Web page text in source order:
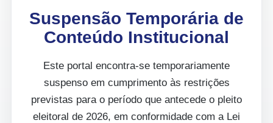
Suspensão Temporária de
Conteúdo Institucional
Este portal encontra-se temporariamente
suspenso em cumprimento às restrições
previstas para o período que antecede o pleito
eleitoral de 2026, em conformidade com a Lei